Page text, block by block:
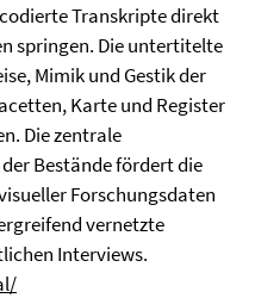
Transkripte direkt
springen. Die untertitelte
Mimik und Gestik der
Karte und Register
Die zentrale
Bestände fördert die
Forschungsdaten
vernetzte
Interviews.